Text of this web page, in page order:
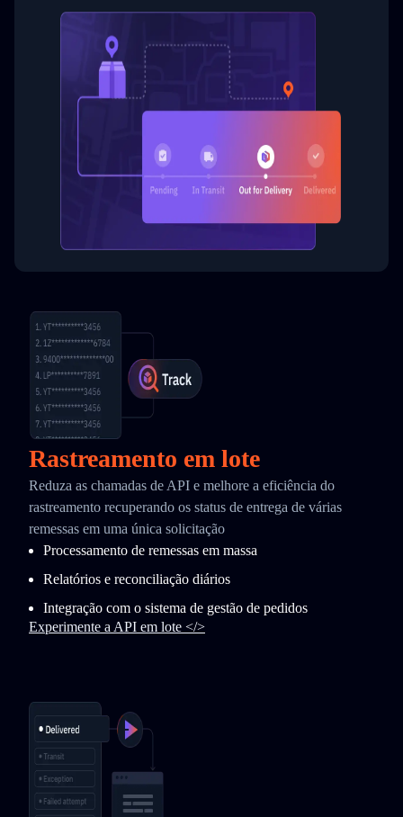
Rastreamento em lote
Reduza as chamadas de API e melhore a eficiência do
rastreamento recuperando os status de entrega de várias
remessas em uma única solicitação
Processamento de remessas em massa
Relatórios e reconciliação diários
Integração com o sistema de gestão de pedidos
Experimente a API em lote </>